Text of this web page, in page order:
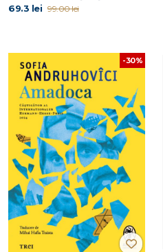
69.3 lei 99.00 lei
-30%